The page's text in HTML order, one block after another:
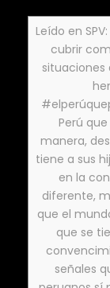
Leído en
cubrir
situaciones
Perú
manera,
tiene a sus
en la
diferente,
que el
que se
señales